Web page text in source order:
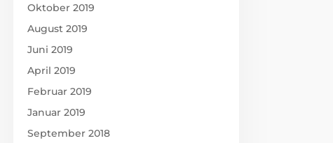
Oktober 2019
August 2019
Juni 2019
April 2019
Februar 2019
Januar 2019
September 2018